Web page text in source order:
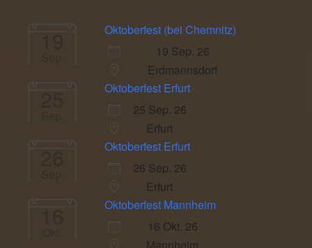
19
Oktoberfest (bei Chemnitz)
19 Sep. 26
Erdmannsdorf
25
Oktoberfest Erfurt
25 Sep. 26
Erfurt
26
Oktoberfest Erfurt
26 Sep. 26
Erfurt
16
Oktoberfest Mannheim
16 Okt. 26